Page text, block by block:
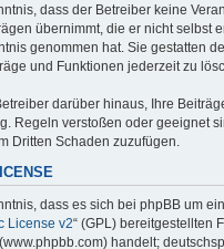
dass der Betreiber keine
übernimmt, die er nicht selbst
genommen hat. Sie gestatten
und Funktionen jederzeit zu
darüber hinaus, Ihre
Regeln verstoßen oder geeignet
Dritten Schaden zuzufügen.
dass es sich bei phpBB um
License v2“ (GPL) bereitgestellten
handelt;